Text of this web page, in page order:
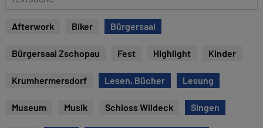
e
Afterwork Biker Bürgersaal
Bürgersaal Zschopau Fest Highlight Kinder
Krumhermersdorf Lesen, Bücher Lesung
Museum Musik Schloss Wildeck Singen